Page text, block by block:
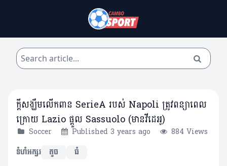
ក្តីសង្ឃឹមលើកពាន SerieA របស់ Napoli ត្រូវពន្យាពេល
ក្រោយ Lazio ផ្តួល Sassuolo (មានវីដេអូ)
Soccer Published 3 years ago
884 Views
ទំហំអក្សរ
តូច ធំ